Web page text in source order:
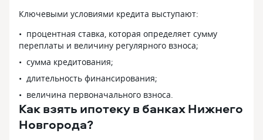
Ключевыми условиями кредита выступают:
процентная ставка, которая определяет сумму
переплаты и величину регулярного взноса;
сумма кредитования;
длительность финансирования;
величина первоначального взноса.
Как взять ипотеку в банках Нижнего
Новгорода?